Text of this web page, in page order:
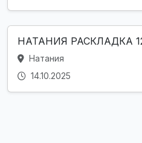
НАТАНИЯ РАСКЛАДКА
Натания
14.10.2025